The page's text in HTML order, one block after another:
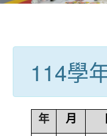
114學
年 月